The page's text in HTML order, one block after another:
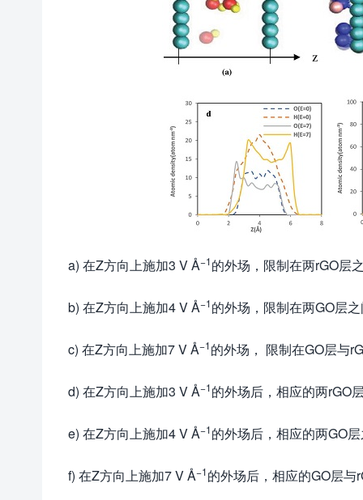
a) 在Z方向上施加3 V Å−1的外场，限制在两rGO层
b) 在Z方向上施加4 V Å−1的外场，限制在两GO层
c) 在Z方向上施加7 V Å−1的外场， 限制在GO层与
d) 在Z方向上施加3 V Å−1的外场后，相应的两rGO
e) 在Z方向上施加4 V Å−1的外场后，相应的两GO
f) 在Z方向上施加7 V Å−1的外场后，相应的GO层